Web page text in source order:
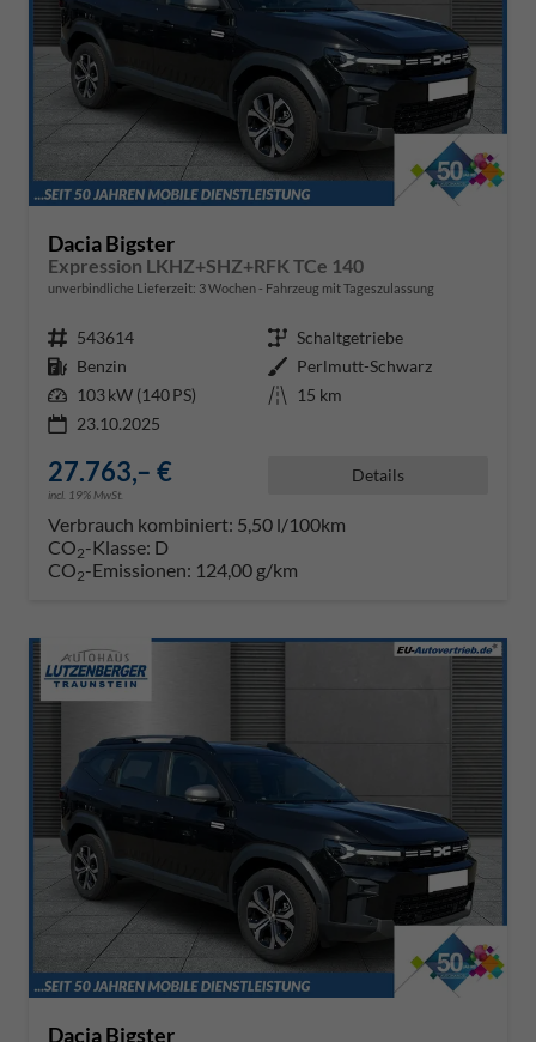
Dacia Bigster
Expression LKHZ+SHZ+RFK TCe 140
unverbindliche Lieferzeit: 3 Wochen Fahrzeug mit Tageszulassung
Fahrzeugnr. 543614 Getriebe Schaltgetriebe
Kraftstoff Benzin Außenfarbe Perlmutt-Schwarz
Leistung 103 kW (140 PS) Kilometerstand 15 km
23.10.2025
27.763,– €
incl. 19% MwSt.
Details
Verbrauch kombiniert: 5,50 l/100km
CO2-Klasse: D
CO2-Emissionen: 124,00 g/km
Dacia Bigster